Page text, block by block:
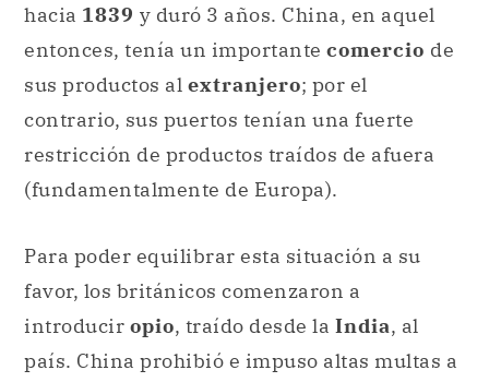
hacia 1839 y duró 3 años. China, en aquel
entonces, tenía un importante comercio de
sus productos al extranjero; por el
contrario, sus puertos tenían una fuerte
restricción de productos traídos de afuera
(fundamentalmente de Europa).
Para poder equilibrar esta situación a su
favor, los británicos comenzaron a
introducir opio, traído desde la India, al
país. China prohibió e impuso altas multas a